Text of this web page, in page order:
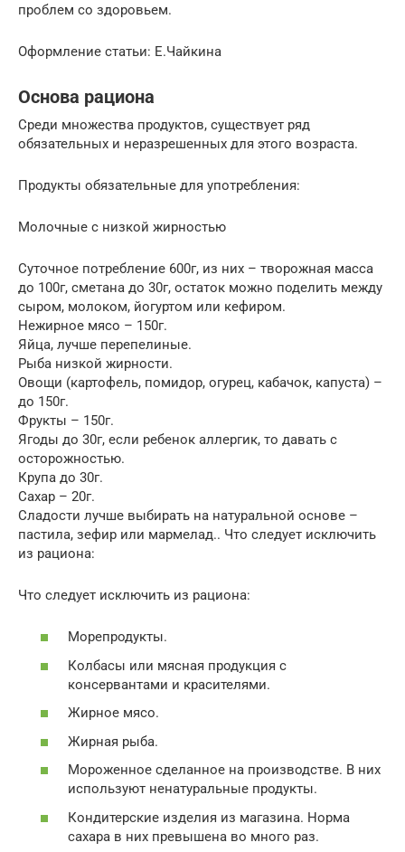
проблем со здоровьем.
Оформление статьи: Е.Чайкина
Основа рациона
Среди множества продуктов, существует ряд
обязательных и неразрешенных для этого возраста.
Продукты обязательные для употребления:
Молочные с низкой жирностью
Суточное потребление 600г, из них – творожная масса
до 100г, сметана до 30г, остаток можно поделить между
сыром, молоком, йогуртом или кефиром.
Нежирное мясо – 150г.
Яйца, лучше перепелиные.
Рыба низкой жирности.
Овощи (картофель, помидор, огурец, кабачок, капуста) –
до 150г.
Фрукты – 150г.
Ягоды до 30г, если ребенок аллергик, то давать с
осторожностью.
Крупа до 30г.
Сахар – 20г.
Сладости лучше выбирать на натуральной основе –
пастила, зефир или мармелад.. Что следует исключить
из рациона:
Что следует исключить из рациона:
Морепродукты.
Колбасы или мясная продукция с
консервантами и красителями.
Жирное мясо.
Жирная рыба.
Мороженное сделанное на производстве. В них
используют ненатуральные продукты.
Кондитерские изделия из магазина. Норма
сахара в них превышена во много раз.